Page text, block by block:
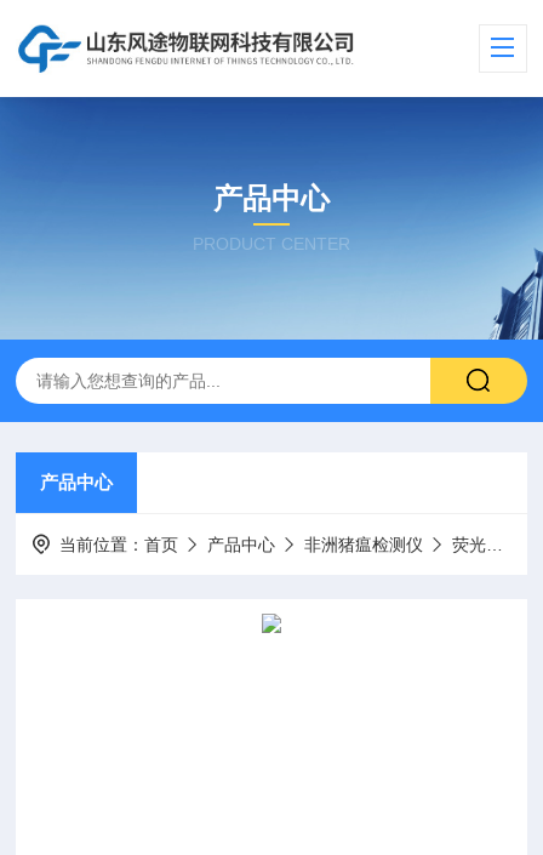
产品中心
PRODUCT CENTER
产品中心
当前位置：首页 产品中心 非洲猪瘟检测仪 荧光分析仪